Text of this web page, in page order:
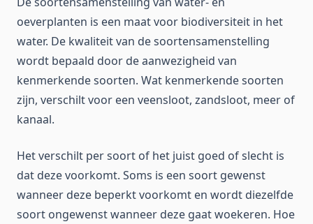
oeverplanten is een maat voor biodiversiteit in het
water. De kwaliteit van de soortensamenstelling
wordt bepaald door de aanwezigheid van
kenmerkende soorten. Wat kenmerkende soorten
zijn, verschilt voor een veensloot, zandsloot, meer of
kanaal.
Het verschilt per soort of het juist goed of slecht is
dat deze voorkomt. Soms is een soort gewenst
wanneer deze beperkt voorkomt en wordt diezelfde
soort ongewenst wanneer deze gaat woekeren. Hoe